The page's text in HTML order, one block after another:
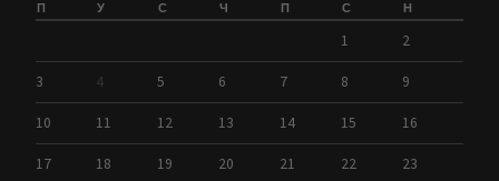
П У С Ч П С Н
1 2
3 4 5 6 7 8 9
10 11 12 13 14 15 16
17 18 19 20 21 22 23